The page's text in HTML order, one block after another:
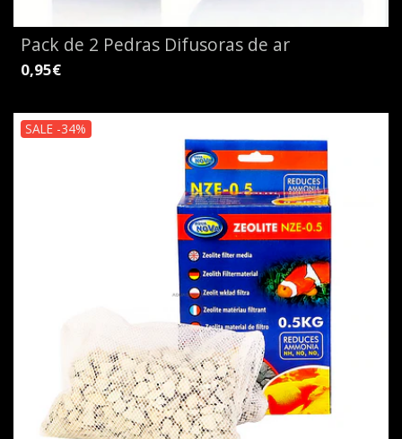
Pack de 2 Pedras Difusoras de ar
0,95€
SALE -34%